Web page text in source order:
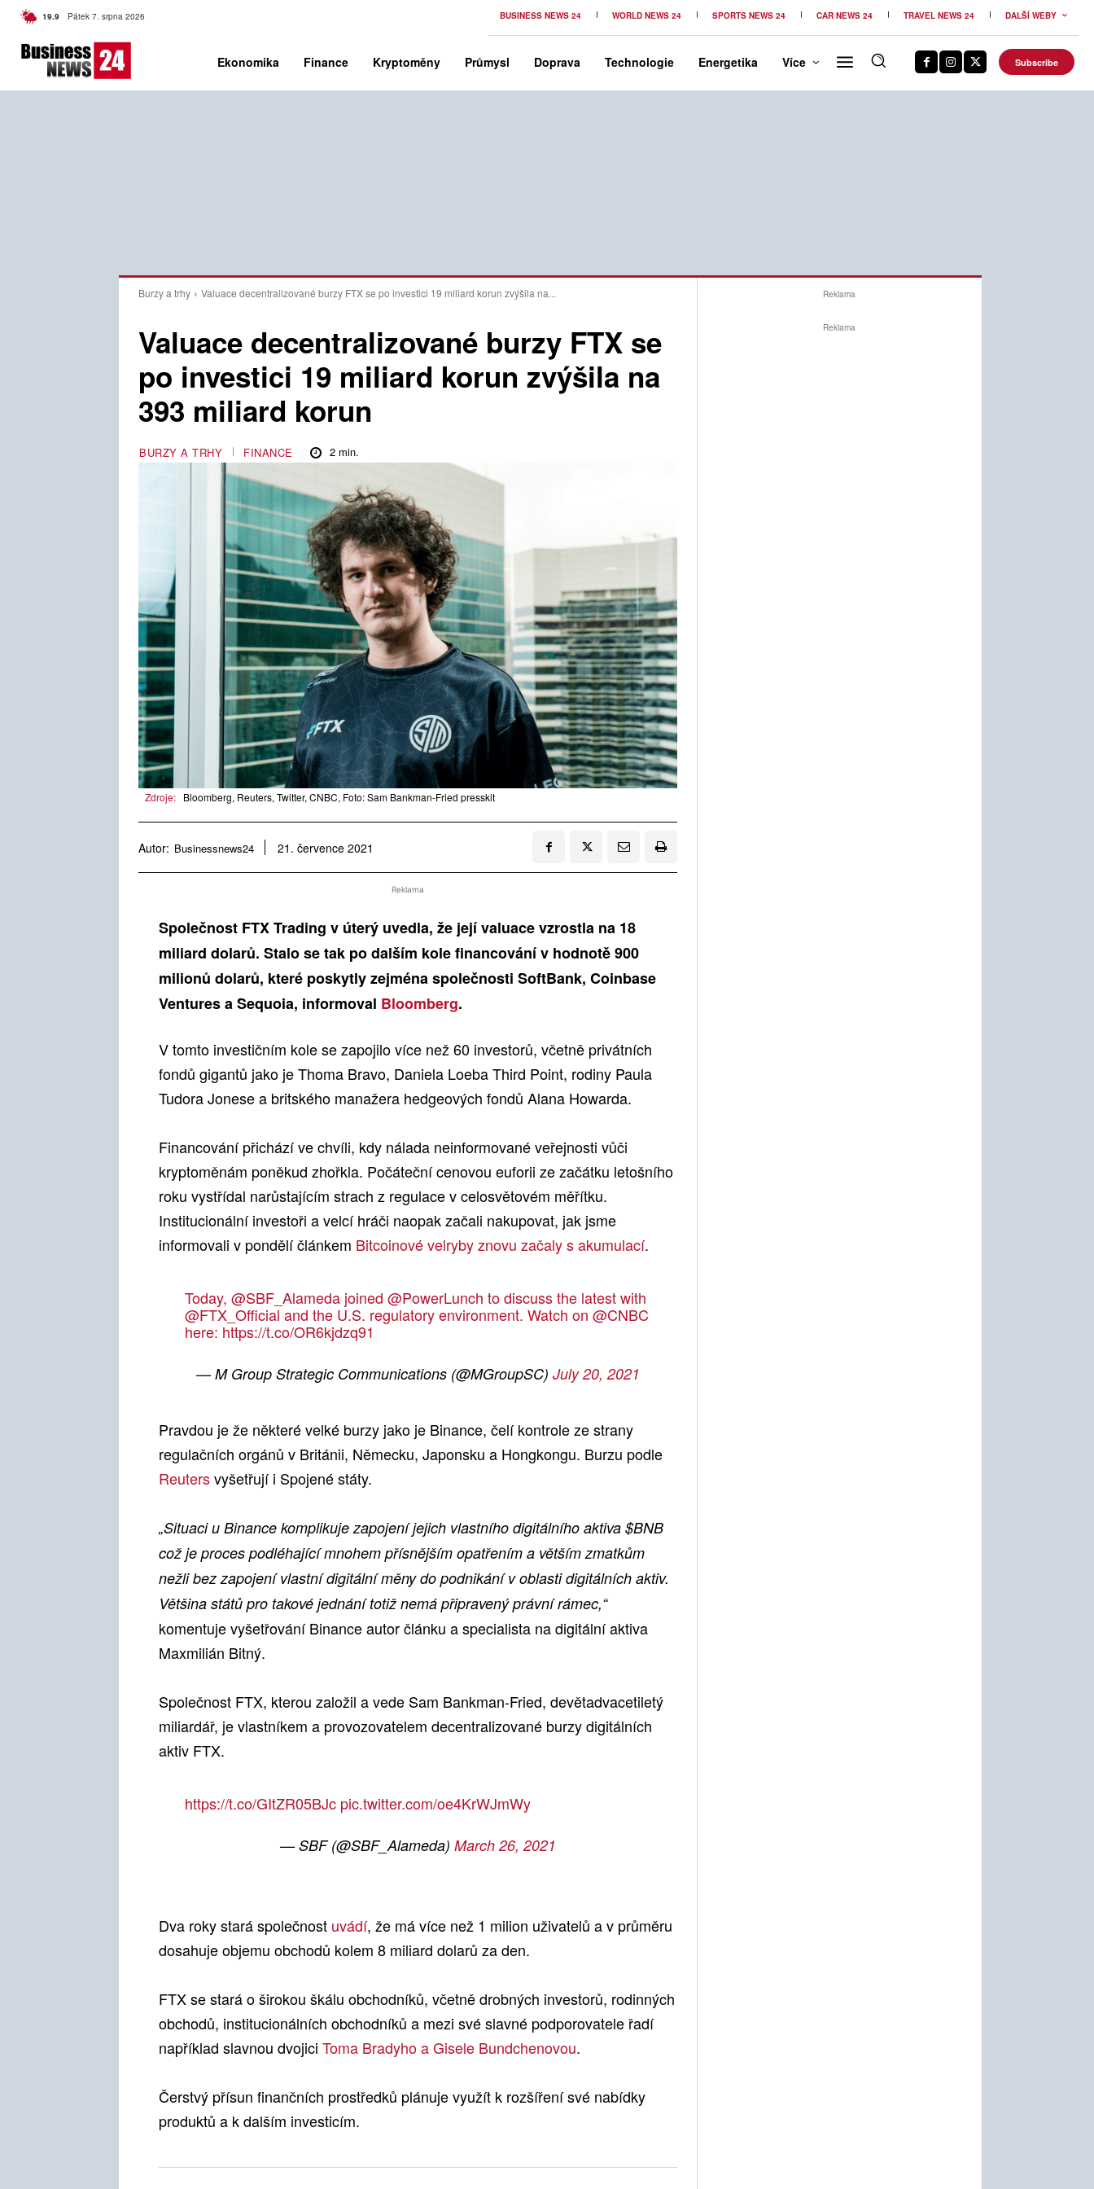
19.9 C Czech
Pátek 7. srpna 2026 BUSINESS NEWS 24 WORLD NEWS 24 SPORTS NEWS 24 CAR NEWS 24 TRAVEL NEWS 24 DALŠÍ WEBY
Ekonomika Finance Kryptoměny Průmysl Doprava Technologie Energetika Více Subscribe
Burzy a trhy Valuace decentralizované burzy FTX se po investici 19 miliard korun zvýšila na...
Valuace decentralizované burzy FTX se
po investici 19 miliard korun zvýšila na
393 miliard korun
BURZY A TRHY FINANCE 2min.
Zdroje: Bloomberg, Reuters, Twitter, CNBC, Foto: Sam Bankman-Fried presskit
Autor: Businessnews24 21. července 2021
Reklama
Společnost FTX Trading v úterý uvedla, že její valuace vzrostla na 18
miliard dolarů. Stalo se tak po dalším kole financování v hodnotě 900
milionů dolarů, které poskytly zejména společnosti SoftBank, Coinbase
Ventures a Sequoia, informoval Bloomberg.
V tomto investičním kole se zapojilo více než 60 investorů, včetně privátních
fondů gigantů jako je Thoma Bravo, Daniela Loeba Third Point, rodiny Paula
Tudora Jonese a britského manažera hedgeových fondů Alana Howarda.
Financování přichází ve chvíli, kdy nálada neinformované veřejnosti vůči
kryptoměnám poněkud zhořkla. Počáteční cenovou euforii ze začátku letošního
roku vystřídal narůstajícím strach z regulace v celosvětovém měřítku.
Institucionální investoři a velcí hráči naopak začali nakupovat, jak jsme
informovali v pondělí článkem Bitcoinové velryby znovu začaly s akumulací.
Today, @SBF_Alamedajoined @PowerLunch to discuss the latest with
@FTX_Official and the U.S. regulatory environment. Watch on @CNBC
here: https://t.co/OR6kjdzq91
— M Group Strategic Communications (@MGroupSC)July 20, 2021
Pravdou je že některé velké burzy jako je Binance, čelí kontrole ze strany
regulačních orgánů v Británii, Německu, Japonsku a Hongkongu. Burzu podle
Reutersvyšetřují i Spojené státy.
„Situaci u Binance komplikuje zapojení jejich vlastního digitálního aktiva $BNB
což je proces podléhající mnohem přísnějším opatřením a větším zmatkům
nežli bez zapojení vlastní digitální měny do podnikání v oblasti digitálních aktiv.
Většina států pro takové jednání totiž nemá připravený právní rámec,“
komentuje vyšetřování Binance autor článku a specialista na digitální aktiva
Maxmilián Bitný.
Společnost FTX, kterou založil a vede Sam Bankman-Fried, devětadvacetiletý
miliardář, je vlastníkem a provozovatelem decentralizované burzy digitálních
aktiv FTX.
https://t.co/GItZR05BJc pic.twitter.com/oe4KrWJmWy
— SBF (@SBF_Alameda)March 26, 2021
Dva roky stará společnost uvádí, že má více než 1 milion uživatelů a v průměru
dosahuje objemu obchodů kolem 8 miliard dolarů za den.
FTX se stará o širokou škálu obchodníků, včetně drobných investorů, rodinných
obchodů, institucionálních obchodníků a mezi své slavné podporovatele řadí
například slavnou dvojici Toma Bradyho a Gisele Bundchenovou.
Čerstvý přísun finančních prostředků plánuje využít k rozšíření své nabídky
produktů a k dalším investicím.
Reklama
Reklama